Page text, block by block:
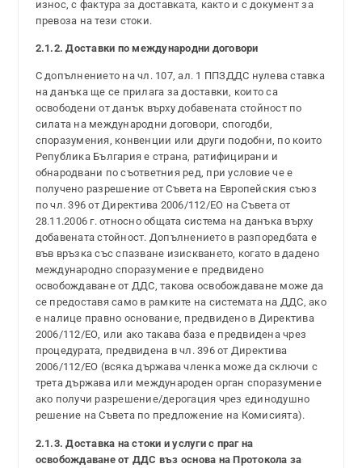
износ, с фактура за доставката, както и с документ за
превоза на тези стоки.
2.1.2. Доставки по международни договори
С допълнението на чл. 107, ал. 1 ППЗДДС нулева ставка
на данъка ще се прилага за доставки, които са
освободени от данък върху добавената стойност по
силата на международни договори, спогодби,
споразумения, конвенции или други подобни, по които
Република България е страна, ратифицирани и
обнародвани по съответния ред, при условие че е
получено разрешение от Съвета на Европейския съюз
по чл. 396 от Директива 2006/112/ЕО на Съвета от
28.11.2006 г. относно общата система на данъка върху
добавената стойност. Допълнението в разпоредбата е
във връзка със спазване изискването, когато в дадено
международно споразумение е предвидено
освобождаване от ДДС, такова освобождаване може да
се предоставя само в рамките на системата на ДДС, ако
е налице правно основание, предвидено в Директива
2006/112/ЕО, или ако такава база е предвидена чрез
процедурата, предвидена в чл. 396 от Директива
2006/112/ЕО (всяка държава членка може да сключи с
трета държава или международен орган споразумение
ако получи разрешение/дерогация чрез единодушно
решение на Съвета по предложение на Комисията).
2.1.3. Доставка на стоки и услуги с праг на
освобождаване от ДДС въз основа на Протокола за